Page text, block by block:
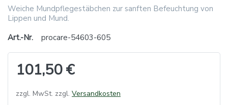
Weiche Mundpflegestäbchen zur sanften Befeuchtung von
Lippen und Mund.
Art.-Nr.
procare-54603-605
101,50 €
zzgl. MwSt. zzgl. Versandkosten